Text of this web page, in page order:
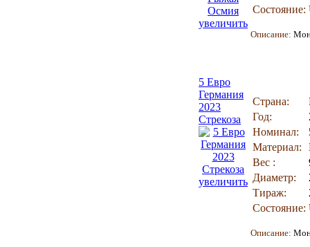
увеличить
Состояние:
Описание:
5 Евро
Германия
2023
Стрекоза
увеличить
Страна:
Год:
Номинал:
Материал:
Вес :
Диаметр:
Тираж:
Состояние:
Описание: